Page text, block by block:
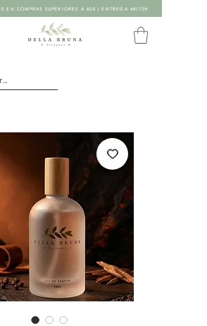
EN COMPRAS SUPERIORES A 60€ | ENTREGA 48/72H